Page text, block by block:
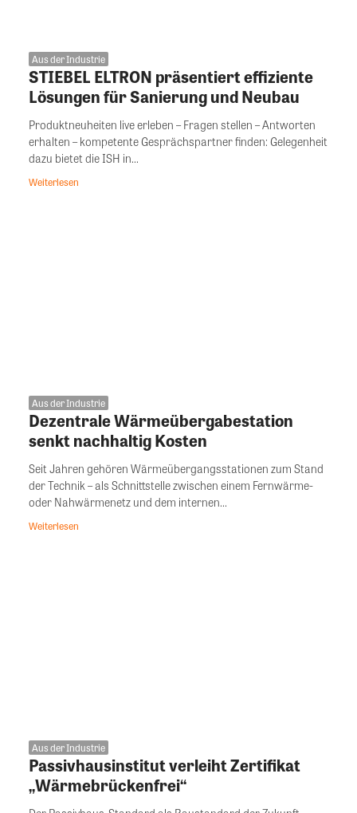
Aus der Industrie
STIEBEL ELTRON präsentiert effiziente
Lösungen für Sanierung und Neubau
Produktneuheiten live erleben – Fragen stellen – Antworten
erhalten – kompetente Gesprächspartner finden: Gelegenheit
dazu bietet die ISH in...
Weiterlesen
Aus der Industrie
Dezentrale Wärmeübergabestation
senkt nachhaltig Kosten
Seit Jahren gehören Wärmeübergangsstationen zum Stand
der Technik – als Schnittstelle zwischen einem Fernwärme-
oder Nahwärmenetz und dem internen...
Weiterlesen
Aus der Industrie
Passivhausinstitut verleiht Zertifikat
„Wärmebrückenfrei“